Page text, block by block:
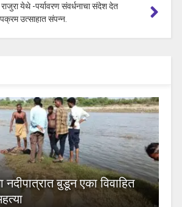
येथे -पर्यावरण संवर्धनाचा संदेश देत
उपक्रम उत्साहात संपन्न.
नदीपात्रात बुडून एका विवाहित